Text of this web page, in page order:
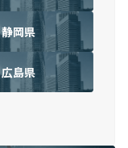
静岡県
広島県